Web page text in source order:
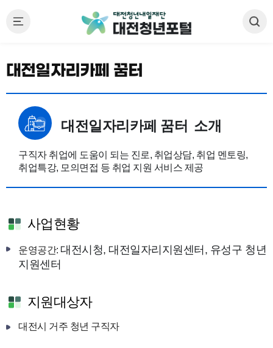
대전일자리카페 꿈터
대전일자리카페 꿈터 소개
구직자 취업에 도움이 되는 진로, 취업상담, 취업 멘토링,
취업특강, 모의면접 등 취업 지원 서비스 제공
사업현황
운영공간: 대전시청, 대전일자리지원센터, 유성구 청년
지원센터
지원대상자
대전시 거주 청년 구직자